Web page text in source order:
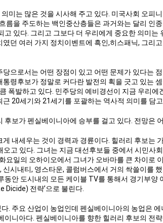
미는 많은 것을 시사해 주고 있다. 미국사회 오피
름을 주도하는 백인중산층들은 과거와는 달리 인
있다. 그리고 그보다 더 우리에게 중요한 의미는
던 여러 가지 정치이벤트에 흑인,히스패닉, 그리
으로서는 어떤 장점이 있고 어떤 문제가 있다는
령후보가 정말로 커다란 발전의 획을 긋고 있는
폭발하고 있다. 민주당의 예비경선이 지금 우리에
20세기와 21세기를 포괄하는 역사적 의미를 담
후보가 펜실베이니아에 승부를 걸고 있다. 전망은
내세우는 것이 경력과 경륜이다. 힐러리 후보는
고 있다. 그녀는 지금 대선후보들 중에서 시민사
요일의 오하이오에서 그녀가 오바마를 큰 차이로
시내티, 영스타운, 콜럼버스에서 거의 싹쓸이를
동안 도시내의 모든 케이블 TV를 통해서 경기부양
Dicide) 전략’으로 불린다.
. 주요 산업이 농업인데 펜실베이니아의 농업은
니아다. 펜실베이니아를 향한 힐러리 후보의 전략